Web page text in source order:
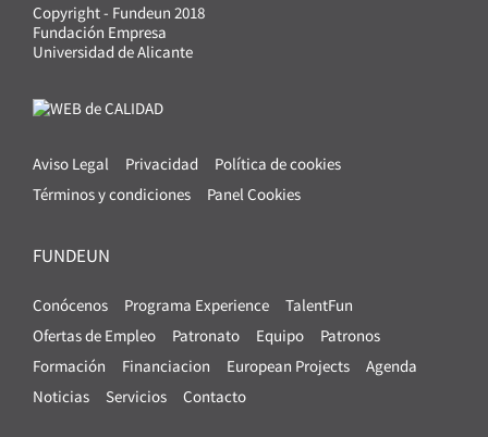
Copyright - Fundeun 2018
Fundación Empresa
Universidad de Alicante
Aviso Legal Privacidad
Política de cookies
Términos y condiciones
Panel Cookies
FUNDEUN
Conócenos Programa Experience
TalentFun
Ofertas de Empleo
Patronato Equipo
Patronos
Formación
Financiacion European Projects
Agenda
Noticias
Servicios Contacto